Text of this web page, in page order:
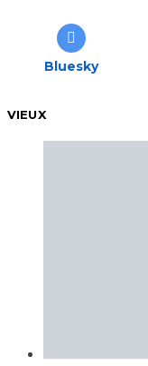
Bluesky
VIEUX